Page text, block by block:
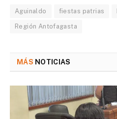
Aguinaldo fiestas patrias
Región Antofagasta
MÁS NOTICIAS